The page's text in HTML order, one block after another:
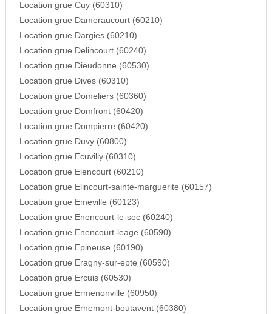
Location grue Cuy (60310)
Location grue Dameraucourt (60210)
Location grue Dargies (60210)
Location grue Delincourt (60240)
Location grue Dieudonne (60530)
Location grue Dives (60310)
Location grue Domeliers (60360)
Location grue Domfront (60420)
Location grue Dompierre (60420)
Location grue Duvy (60800)
Location grue Ecuvilly (60310)
Location grue Elencourt (60210)
Location grue Elincourt-sainte-marguerite (60157)
Location grue Emeville (60123)
Location grue Enencourt-le-sec (60240)
Location grue Enencourt-leage (60590)
Location grue Epineuse (60190)
Location grue Eragny-sur-epte (60590)
Location grue Ercuis (60530)
Location grue Ermenonville (60950)
Location grue Ernemont-boutavent (60380)